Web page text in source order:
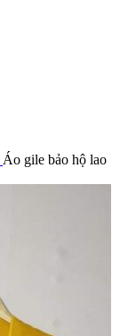
Áo gile bảo hộ lao